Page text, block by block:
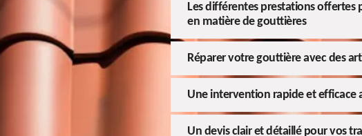
Les différentes prestations offertes
en matière de gouttières
Réparer votre gouttière avec des
Une intervention rapide et efficace
Un devis clair et détaillé pour vos